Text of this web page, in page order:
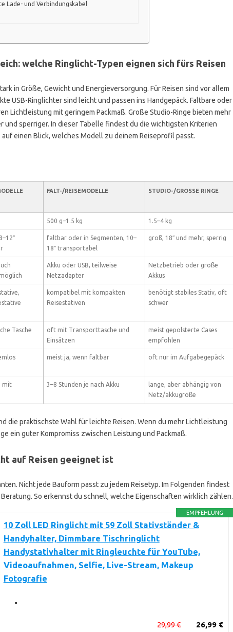
Lade- und Verbindungskabel
welche Ringlicht-Typen eignen sich fürs Reisen
in Größe, Gewicht und Energieversorgung. Für Reisen sind vor allem
USB-Ringlichter sind leicht und passen ins Handgepäck. Faltbare oder
Lichtleistung mit geringem Packmaß. Große Studio-Ringe bieten mehr
und sperriger. In dieser Tabelle findest du die wichtigsten Kriterien
einen Blick, welches Modell zu deinem Reiseprofil passt.
FALT-/REISEMODELLE STUDIO-/GROSSE RINGE
500 g–1.5 kg 1.5–4 kg
faltbar oder in Segmenten, 10–
18″ transportabel
groß, 18″ und mehr, sperrig
Akku oder USB, teilweise
Netzadapter
Netzbetrieb oder große
Akkus
kompatibel mit kompakten
Reisestativen
benötigt stabiles Stativ, oft
schwer
Tasche
oft mit Transporttasche und
Einsätzen
meist gepolsterte Cases
empfohlen
meist ja, wenn faltbar oft nur im Aufgabegepäck
mit
3–8 Stunden je nach Akku
lange, aber abhängig von
Netz/akkugröße
die praktischste Wahl für leichte Reisen. Wenn du mehr Lichtleistung
ein guter Kompromiss zwischen Leistung und Packmaß.
auf Reisen geeignet ist
Nicht jede Bauform passt zu jedem Reisetyp. Im Folgenden findest
So erkennst du schnell, welche Eigenschaften wirklich zählen.
EMPFEHLUNG
10 Zoll LED Ringlicht mit 59 Zoll Stativständer &
Handyhalter, Dimmbare Tischringlicht
Handystativhalter mit Ringleuchte für YouTube,
Videoaufnahmen, Selfie, Live-Stream, Makeup
Fotografie
26,99 €
29,99 €